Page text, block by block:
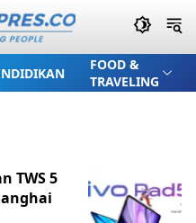
FOOD &
TRAVELING
TWS 5